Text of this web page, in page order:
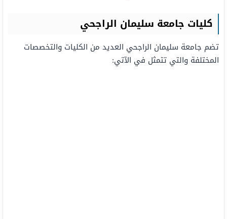
كليات جامعة سليمان الراجحي
تضم جامعة سليمان الراجحي العديد من الكليات والتخصصات
المختلفة والتي تتمثل في الآتي: